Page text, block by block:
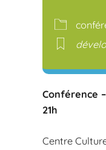
Conférence
21h
Centre